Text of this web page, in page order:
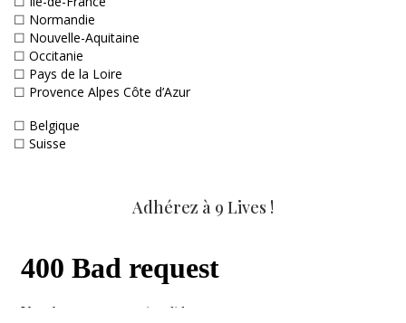
☐ Normandie
☐ Nouvelle-Aquitaine
☐ Occitanie
☐ Pays de la Loire
☐ Provence Alpes Côte d’Azur
☐ Belgique
☐ Suisse
Adhérez à 9 Lives !